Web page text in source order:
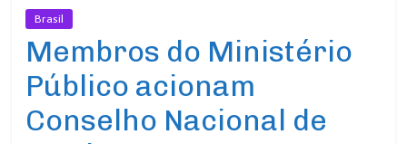
Brasil
Membros do Ministério
Público acionam
Conselho Nacional de